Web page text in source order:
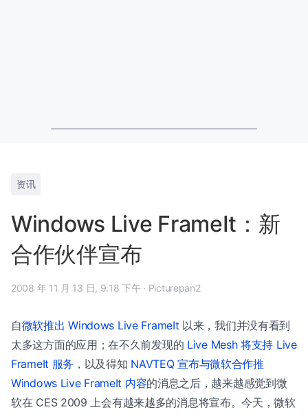
资讯
Windows Live FrameIt：新
合作伙伴宣布
2008 年 11 月 13 日, 9:18 下午 · Picturepan2
自微软推出 Windows Live FrameIt 以来，我们并没有看到
太多这方面的应用；在不久前发现的 Live Mesh 将支持 Live
FrameIt 服务 ，以及得知 NAVTEQ 宣布与微软合作推
Windows Live FrameIt 内容的消息之后，越来越感觉到微
软在 CES 2009 上会有越来越多的消息将宣布。今天，微软